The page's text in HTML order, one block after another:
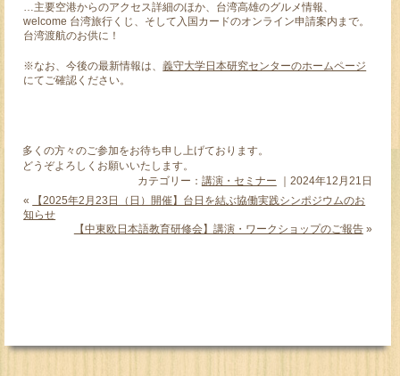
…主要空港からのアクセス詳細のほか、台湾高雄のグルメ情報、
welcome 台湾旅行くじ、そして入国カードのオンライン申請案内まで。
台湾渡航のお供に！
※なお、今後の最新情報は、義守大学日本研究センターのホームページ
にてご確認ください。
多くの方々のご参加をお待ち申し上げております。
どうぞよろしくお願いいたします。
カテゴリー： 講演・セミナー ｜2024年12月21日
«
【2025年2月23日（日）開催】台日を結ぶ協働実践シンポジウムのお
知らせ
【中東欧日本語教育研修会】講演・ワークショップのご報告»